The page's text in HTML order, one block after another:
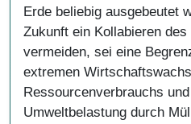
Erde beliebig ausgebeutet
Zukunft ein Kollabieren
vermeiden, sei eine
extremen
Ressourcenverbrauchs
Umweltbelastung durch